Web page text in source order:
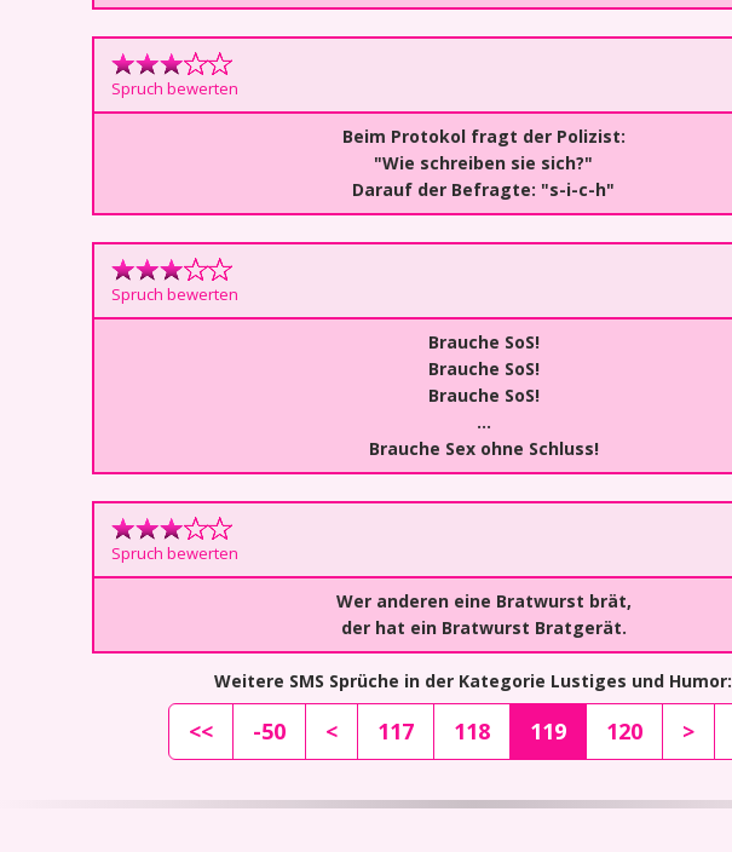
Spruch bewerten
Beim Protokol fragt der Polizist:
"Wie schreiben sie sich?"
Darauf der Befragte: "s-i-c-h"
Spruch bewerten
Brauche SoS!
Brauche SoS!
Brauche SoS!
...
Brauche Sex ohne Schluss!
Spruch bewerten
Wer anderen eine Bratwurst brät,
der hat ein Bratwurst Bratgerät.
Weitere SMS Sprüche in der Kategorie Lustiges und Humor:
<< -50 < 117 118 119 120 >